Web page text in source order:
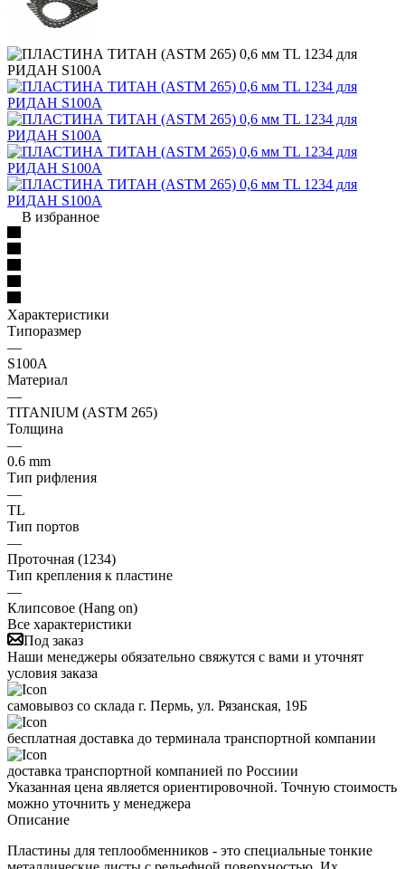
В избранное
Характеристики
Типоразмер
—
S100A
Материал
—
TITANIUM (ASTM 265)
Толщина
—
0.6 mm
Тип рифления
—
TL
Тип портов
—
Проточная (1234)
Тип крепления к пластине
—
Клипсовое (Hang on)
Все характеристики
Под заказ
Наши менеджеры обязательно свяжутся с вами и уточнят
условия заказа
самовывоз со склада г. Пермь, ул. Рязанская, 19Б
бесплатная доставка до терминала транспортной компании
доставка транспортной компанией по Россиии
Указанная цена является ориентировочной. Точную стоимость
можно уточнить у менеджера
Описание
Пластины для теплообменников - это специальные тонкие